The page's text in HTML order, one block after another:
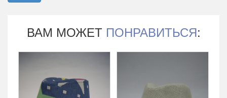
ВАМ МОЖЕТ ПОНРАВИТЬСЯ: